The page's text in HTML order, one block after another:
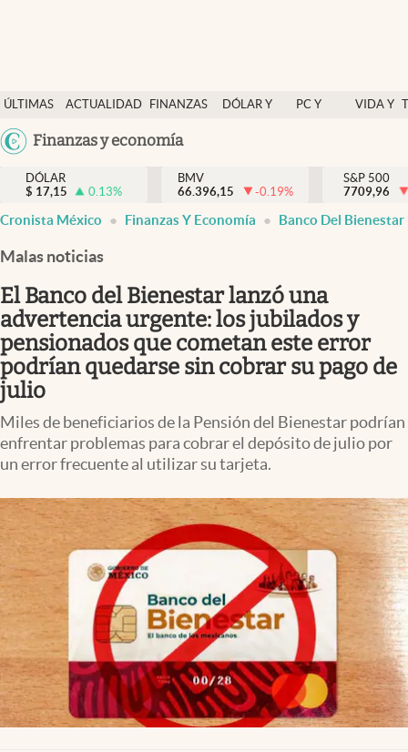
ÚLTIMAS
NOTICIAS
ACTUALIDAD
FINANZAS
DÓLAR Y
PC Y
VIDA Y
México
USA
Finanzas y economía
Actualidad
Finanzas y economía
Dólar y mercados
Pc y celular
Vida y estilo
Tv
Clima
Espiritualidad
abre en nueva pestaña
México
DÓLAR
$ 17,15 0.13%
BMV
66.396,15
-0.19%
S&P 500
7709,96
Cronista México Finanzas Y Economía Banco Del Bienestar
Malas noticias
El Banco del Bienestar lanzó una
advertencia urgente: los jubilados y
pensionados que cometan este error
podrían quedarse sin cobrar su pago de
julio
Miles de beneficiarios de la Pensión del Bienestar podrían
enfrentar problemas para cobrar el depósito de julio por
un error frecuente al utilizar su tarjeta.